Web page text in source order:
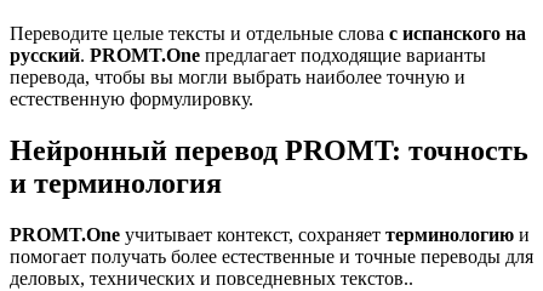
Переводите целые тексты и отдельные слова с испанского на
русский. PROMT.One предлагает подходящие варианты
перевода, чтобы вы могли выбрать наиболее точную и
естественную формулировку.
Нейронный перевод PROMT: точность
и терминология
PROMT.One учитывает контекст, сохраняет терминологию и
помогает получать более естественные и точные переводы для
деловых, технических и повседневных текстов..